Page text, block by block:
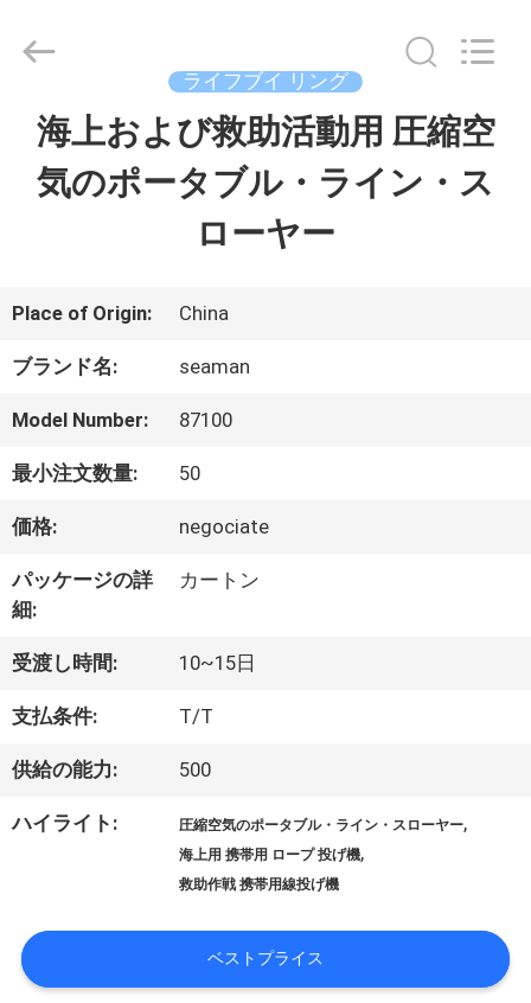
ダ
ク
ト
ビ
オ
私
て
Copyright
Seaman
Marine
ライフブイ リング
海上および救助活動用 圧縮空
気のポータブル・ライン・ス
ローヤー
Place of Origin: China
ブランド名: seaman
Model Number: 87100
最小注文数量: 50
価格: negociate
パッケージの詳
細:
カートン
受渡し時間: 10~15日
支払条件: T/T
供給の能力: 500
ハイライト: 圧縮空気のポータブル・ライン・スローヤー,
海上用 携帯用 ロープ 投げ機,
救助作戦 携帯用線投げ機
ベストプライス